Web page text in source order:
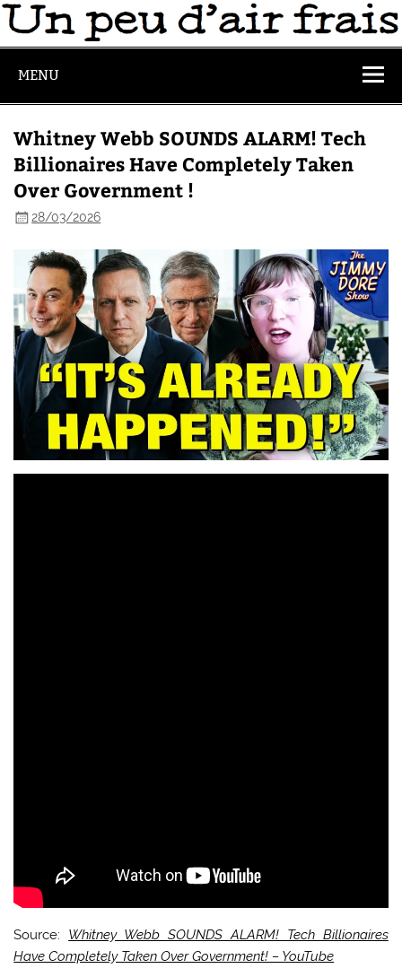
MENU
Whitney Webb SOUNDS ALARM! Tech
Billionaires Have Completely Taken
Over Government !
28/03/2026
Source: Whitney Webb SOUNDS ALARM! Tech Billionaires
Have Completely Taken Over Government! – YouTube